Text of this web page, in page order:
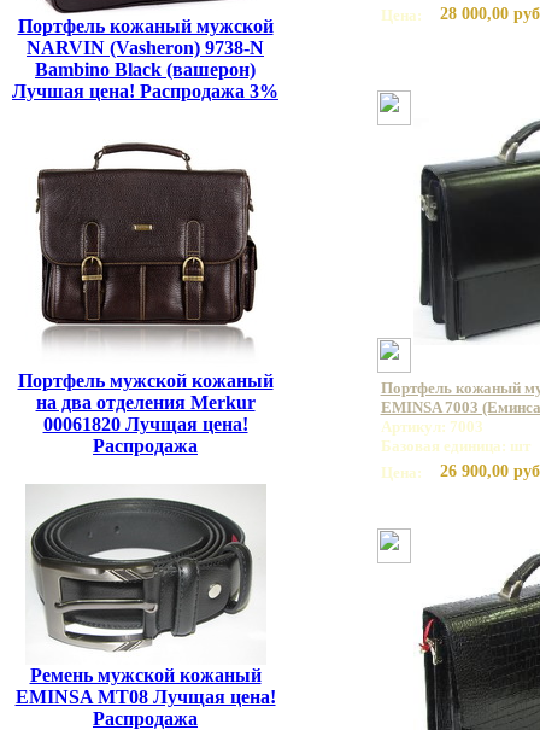
Портфель кожаный мужской
NARVIN (Vasheron) 9738-N
Bambino Black (вашерон)
Лучшая цена! Распродажа 3%
Портфель мужской кожаный
на два отделения Merkur
00061820 Лучщая цена!
Распродажа
Ремень мужской кожаный
EMINSA MT08 Лучщая цена!
Распродажа
Цена:
28 000,00
Портфель кожаный
EMINSA 7003
Артикул: 7003
Базовая единица: шт
Цена:
26 900,00